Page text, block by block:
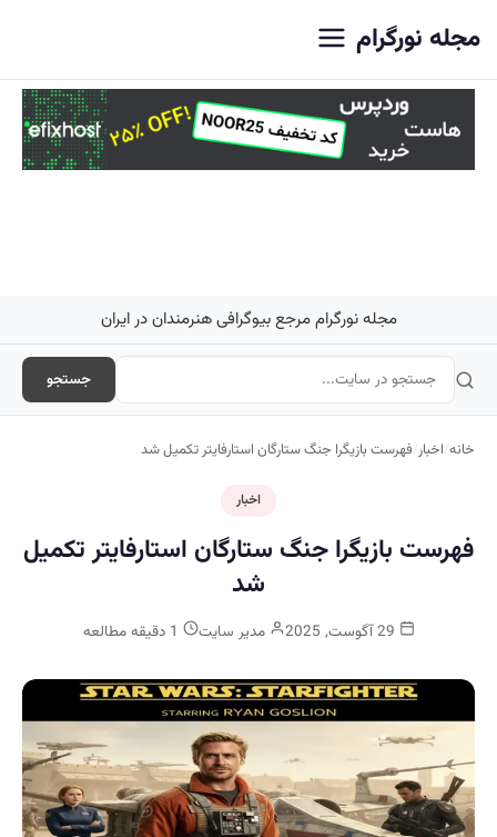
مجله نورگرام
مجله نورگرام مرجع بیوگرافی هنرمندان در ایران
جستجو
خانه/اخبار/فهرست بازیگرا جنگ ستارگان استارفایتر تکمیل شد
اخبار
فهرست بازیگرا جنگ ستارگان استارفایتر تکمیل
شد
مدیر سایت